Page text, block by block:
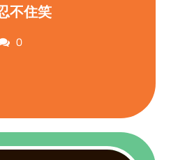
不住笑
Comments
0